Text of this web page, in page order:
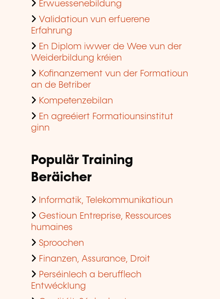
Erwuessenebildung
Validatioun vun erfuerene
Erfahrung
En Diplom iwwer de Wee vun der
Weiderbildung kréien
Kofinanzement vun der Formatioun
an de Betriber
Kompetenzebilan
En agreéiert Formatiounsinstitut
ginn
Populär Training
Beräicher
Informatik, Telekommunikatioun
Gestioun Entreprise, Ressources
humaines
Sproochen
Finanzen, Assurance, Droit
Perséinlech a berufflech
Entwécklung